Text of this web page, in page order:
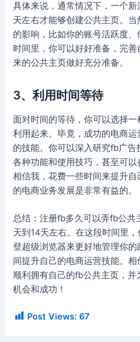
具体来说，通常情况下，一个
天左右才能够创建公共主页。
的影响，比如你的账号活跃度
时间里，你可以好好准备，完
来的公共主页做好充分准备。
3、利用时间等待
面对时间的等待，你可以选择
利用起来。毕竟，成功的电商
的技能。你可以深入研究fb广
各种功能和使用技巧，甚至可以
相信我，花费一些时间来提升
的电商业务发展是非常有益的。
总结：注册fb多久可以弄fb公共
天到14天左右。在这段时间里
登超级浏览器来更好地管理你
间提升自己的电商运营技能。
顺利拥有自己的fb公共主页，
机会和成功！
Post Views: 67